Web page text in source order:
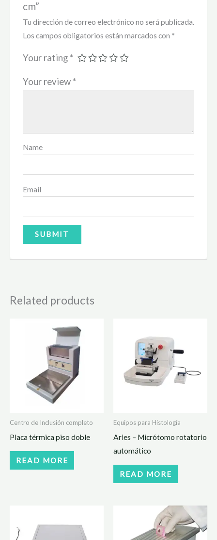
cm”
Tu dirección de correo electrónico no será publicada.
Los campos obligatorios están marcados con *
Your rating *
Your review *
Name
Email
Related products
Centro de Inclusión completo
Placa térmica piso doble
READ MORE
Equipos para Histología
Aries – Micrótomo rotatorio
automático
READ MORE